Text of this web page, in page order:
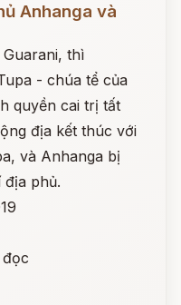
Anhanga và
thì
- chúa tể của
quyền cai trị tất
địa kết thúc với
và Anhanga bị
phủ.